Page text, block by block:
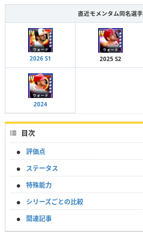
直近モメンタム同名選手
2026 S1 2025 S2
2024
目次
評価点
ステータス
特殊能力
シリーズごとの比較
関連記事